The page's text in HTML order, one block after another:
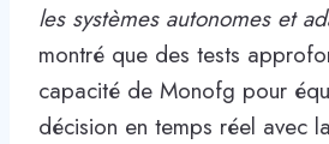
les systèmes autonomes et
montré que des tests
capacité de Monofg pour
décision en temps réel avec